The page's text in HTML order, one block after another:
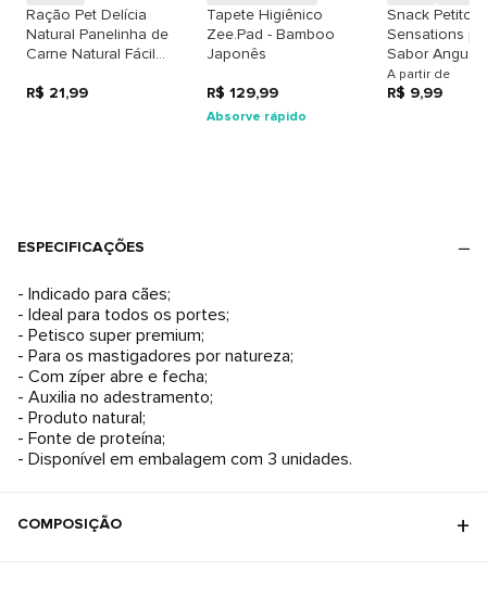
Ração Pet Delícia
Natural Panelinha de
Carne Natural Fácil
R$ 21,99
Tapete Higiênico
Zee.Pad - Bamboo
Japonês
R$ 129,99
Absorve rápido
Snack Petitos
Sensations
Sabor Angus
Finas
A partir de
R$ 9,99
ESPECIFICAÇÕES
- Indicado para cães;
- Ideal para todos os portes;
- Petisco super premium;
- Para os mastigadores por natureza;
- Com zíper abre e fecha;
- Auxilia no adestramento;
- Produto natural;
- Fonte de proteína;
- Disponível em embalagem com 3 unidades.
COMPOSIÇÃO